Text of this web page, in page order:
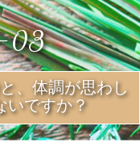
、体調が思わし
いですか？